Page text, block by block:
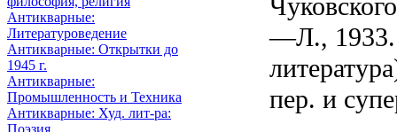
Антикварные:
Литературоведение
Антикварные: Открытки до
1945 г.
Антикварные:
Промышленность и Техника
Антикварные: Худ. лит-ра:
Поэзия
—Л., 1933.
пер. и